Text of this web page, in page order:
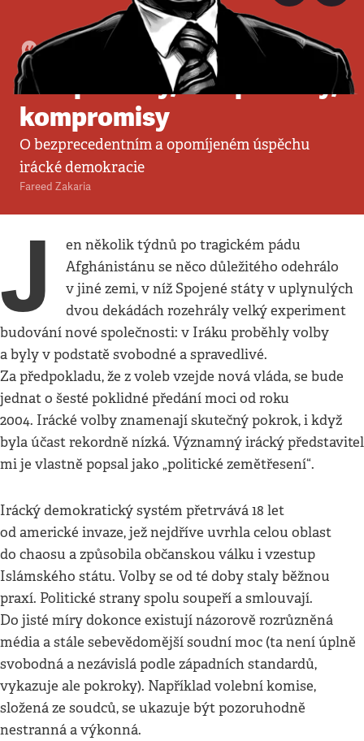
Komentář minut
Kompromisy, kompromisy,
kompromisy
O bezprecedentním a opomíjeném úspěchu
irácké demokracie
Fareed Zakaria
J
en několik týdnů po tragickém pádu
Afghánistánu se něco důležitého odehrálo
v jiné zemi, v níž Spojené státy v uplynulých
dvou dekádách rozehrály velký experiment
budování nové společnosti: v Iráku proběhly volby
a byly v podstatě svobodné a spravedlivé.
Za předpokladu, že z voleb vzejde nová vláda, se bude
jednat o šesté poklidné předání moci od roku
2004. Irácké volby znamenají skutečný pokrok, i když
byla účast rekordně nízká. Významný irácký představitel
mi je vlastně popsal jako „politické zemětřesení“.
Irácký demokratický systém přetrvává 18 let
od americké invaze, jež nejdříve uvrhla celou oblast
do chaosu a způsobila občanskou válku i vzestup
Islámského státu. Volby se od té doby staly běžnou
praxí. Politické strany spolu soupeří a smlouvají.
Do jisté míry dokonce existují názorově rozrůzněná
média a stále sebevědomější soudní moc (ta není úplně
svobodná a nezávislá podle západních standardů,
vykazuje ale pokroky). Například volební komise,
složená ze soudců, se ukazuje být pozoruhodně
nestranná a výkonná.